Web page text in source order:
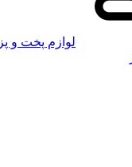
لوازم پخت و پز